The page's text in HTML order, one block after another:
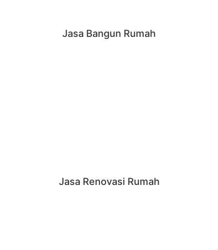
Jasa Bangun Rumah
Jasa Renovasi Rumah